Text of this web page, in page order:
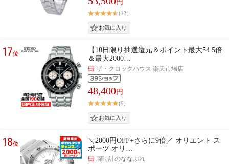
円
(13)
17位
【10日限り抽選還元＆ポイント最大54.5倍
＆最大2000…
ザ・クロックハウス 楽天市場店
48,400円
(9)
18位
＼2000円OFF+さらに9倍／ オリエント ス
ポーツ オリ…
腕時計のななぷれ